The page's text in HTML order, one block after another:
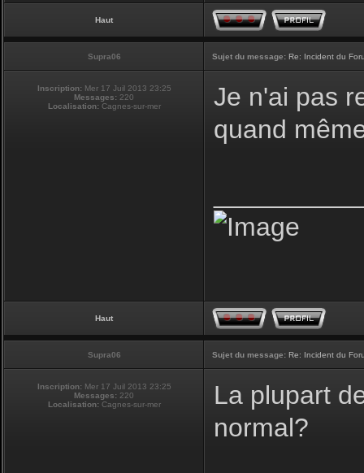
Haut
Supra06 Sujet du message: Re: Incident du
Inscription: Mer 17 Juil 2013 23:25
Messages: 220
Localisation:Cagnes-sur-mer
Je n'ai pas
quand
Haut
Supra06 Sujet du message: Re: Incident du
Inscription: Mer 17 Juil 2013 23:25
Messages: 220
Localisation:Cagnes-sur-mer
La plupart
normal?